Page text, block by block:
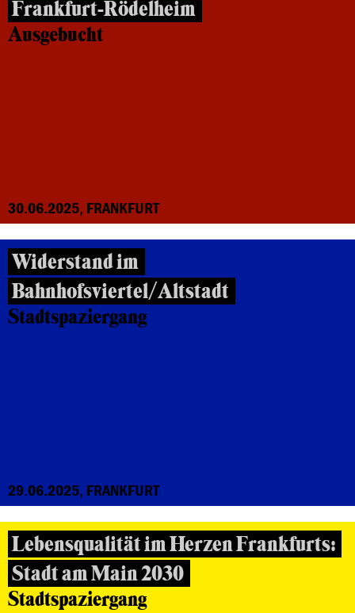
Frankfurt-Rödelheim
Ausgebucht
30.06.2025, FRANKFURT
Widerstand im
Bahnhofsviertel/Altstadt
Stadtspaziergang
29.06.2025, FRANKFURT
Lebensqualität im Herzen Frankfurts:
Stadt am Main 2030
Stadtspaziergang